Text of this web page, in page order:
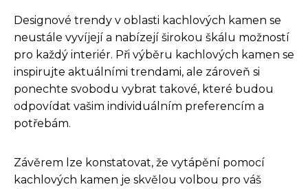
Designové trendy v oblasti kachlových kamen se
neustále vyvíjejí a nabízejí širokou škálu možností
pro každý interiér. Při výběru kachlových kamen se
inspirujte aktuálními trendami, ale zároveň si
ponechte svobodu vybrat takové, které budou
odpovídat vašim individuálním preferencím a
potřebám.
Závěrem lze konstatovat, že vytápění pomocí
kachlových kamen je skvělou volbou pro váš